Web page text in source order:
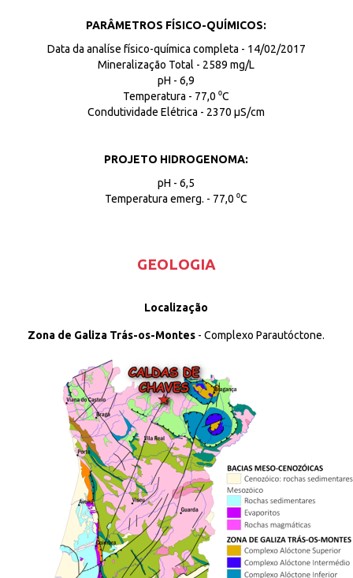
PARÂMETROS FÍSICO-QUÍMICOS:
Data da analíse físico-química completa - 14/02/2017
Mineralização Total - 2589 mg/L
pH - 6,9
Temperatura - 77,0 ⁰C
Condutividade Elétrica - 2370 µS/cm
PROJETO HIDROGENOMA:
pH - 6,5
Temperatura emerg. - 77,0 ⁰C
GEOLOGIA
Localização
Zona de Galiza Trás-os-Montes -Complexo Parautóctone.